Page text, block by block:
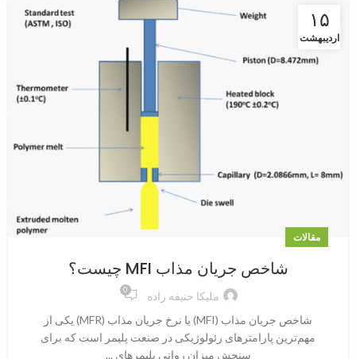
۱۵
اردیبهشت
مقالات
شاخص جریان مذاب MFI چیست؟
ملیکا حنیفه راده 0
شاخص جریان مذاب (MFI) یا نرخ جریان مذاب (MFR) یکی از
مهم‌ترین پارامترهای رئولوژیکی در صنعت پلیمر است که برای
سنجش میزان روانی پلیمرهای ...